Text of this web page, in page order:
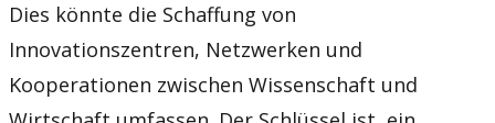
Dies könnte die Schaffung von
Innovationszentren, Netzwerken und
Kooperationen zwischen Wissenschaft und